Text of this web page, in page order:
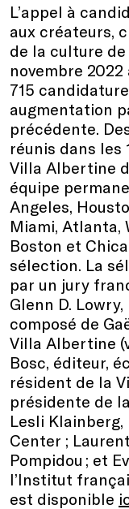
L’appel à
aux créateurs,
de la culture
novembre
715
augmentation
précédente.
réunis dans les
Villa Albertine
équipe
Angeles,
Miami, Atlanta,
Boston et
sélection. La
par un jury
Glenn D.
composé de
Villa Albertine
Bosc, éditeur,
résident de la
présidente de
Lesli
Center ;
Pompidou ; et
l’Institut
est disponible